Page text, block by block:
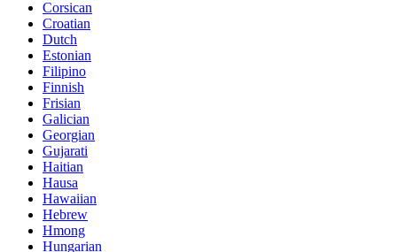
Corsican
Croatian
Dutch
Estonian
Filipino
Finnish
Frisian
Galician
Georgian
Gujarati
Haitian
Hausa
Hawaiian
Hebrew
Hmong
Hungarian